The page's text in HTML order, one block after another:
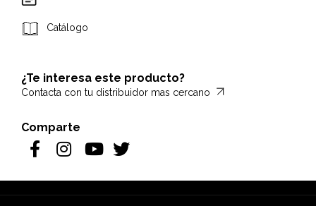
Catálogo
¿Te interesa este producto?
Contacta con tu distribuidor mas cercano
Comparte